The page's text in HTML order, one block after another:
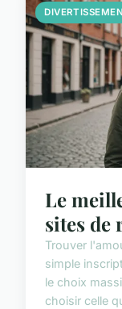
Le
sites de
Trouver
simple
le choix
choisir celle